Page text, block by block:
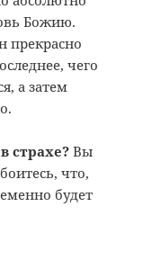
Божию.
прекрасно
чего
а затем
страхе? Вы
что,
будет